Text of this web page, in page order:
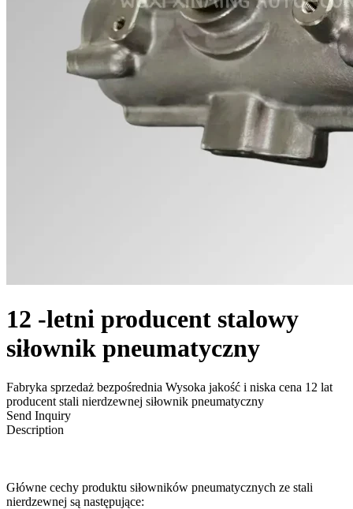
12 -letni producent stalowy
siłownik pneumatyczny
Fabryka sprzedaż bezpośrednia Wysoka jakość i niska cena 12 lat
producent stali nierdzewnej siłownik pneumatyczny
Send Inquiry
Description
Główne cechy produktu siłowników pneumatycznych ze stali
nierdzewnej są następujące: